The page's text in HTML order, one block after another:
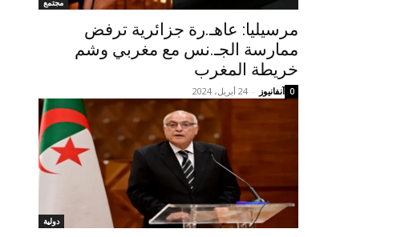
مرسيليا: عاهـ.رة جزائرية ترفض
ممارسة الجـ.نس مع مغربي وشم
خريطة المغرب
آنفانيوز - 24 أبريل، 2024 0
دولية